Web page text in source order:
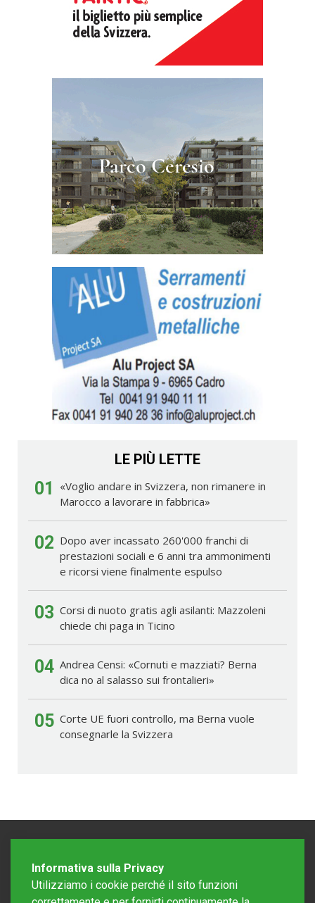
LE PIÙ LETTE
01
«Voglio andare in Svizzera, non rimanere in
Marocco a lavorare in fabbrica»
02 Dopo aver incassato 260'000 franchi di
prestazioni sociali e 6 anni tra ammonimenti
e ricorsi viene finalmente espulso
03 Corsi di nuoto gratis agli asilanti: Mazzoleni
chiede chi paga in Ticino
04 Andrea Censi: «Cornuti e mazziati? Berna
dica no al salasso sui frontalieri»
05 Corte UE fuori controllo, ma Berna vuole
consegnarle la Svizzera
Informativa sulla Privacy
Utilizziamo i cookie perché il sito funzioni